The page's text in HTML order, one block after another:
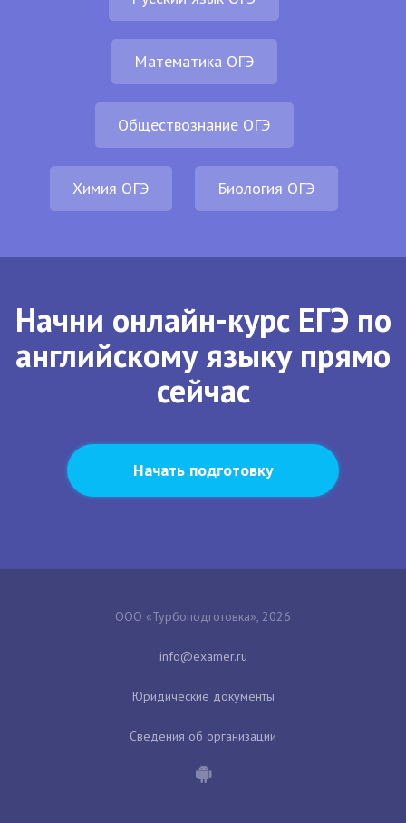
Математика ОГЭ
Обществознание ОГЭ
Химия ОГЭ Биология ОГЭ
Начни онлайн-курс ЕГЭ по
английскому языку прямо
сейчас
Начать подготовку
ООО «Турбоподготовка», 2026
Юридические документы
Сведения об организации